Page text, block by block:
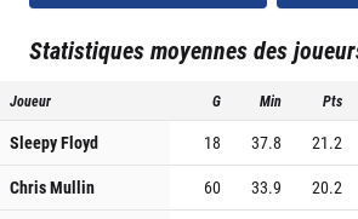
Statistiques moyennes des
Joueur G Min Pts
Sleepy Floyd 18 37.8 21.2
Chris Mullin
60 33.9 20.2